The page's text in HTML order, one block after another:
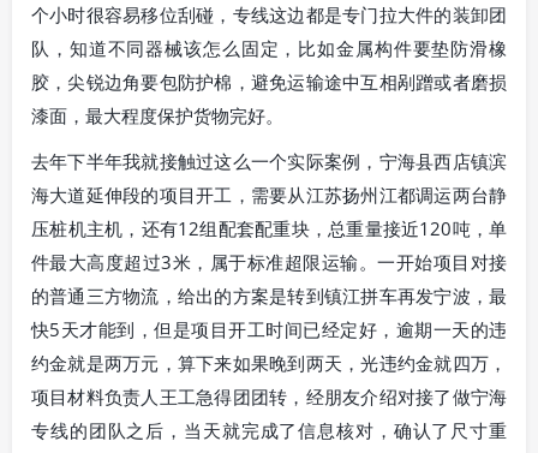
个小时很容易移位刮碰，专线这边都是专门拉大件的装卸团
队，知道不同器械该怎么固定，比如金属构件要垫防滑橡
胶，尖锐边角要包防护棉，避免运输途中互相剐蹭或者磨损
漆面，最大程度保护货物完好。
去年下半年我就接触过这么一个实际案例，宁海县西店镇滨
海大道延伸段的项目开工，需要从江苏扬州江都调运两台静
压桩机主机，还有12组配套配重块，总重量接近120吨，单
件最大高度超过3米，属于标准超限运输。一开始项目对接
的普通三方物流，给出的方案是转到镇江拼车再发宁波，最
快5天才能到，但是项目开工时间已经定好，逾期一天的违
约金就是两万元，算下来如果晚到两天，光违约金就四万，
项目材料负责人王工急得团团转，经朋友介绍对接了做宁海
专线的团队之后，当天就完成了信息核对，确认了尺寸重